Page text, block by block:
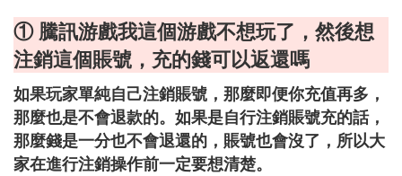
① 騰訊游戲我這個游戲不想玩了，然後想
注銷這個賬號，充的錢可以返還嗎
如果玩家單純自己注銷賬號，那麼即便你充值再多，
那麼也是不會退款的。如果是自行注銷賬號充的話，
那麼錢是一分也不會退還的，賬號也會沒了，所以大
家在進行注銷操作前一定要想清楚。